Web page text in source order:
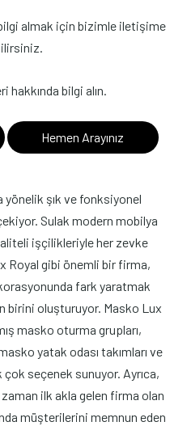
almak için bizimle iletişime
hakkında bilgi alın.
Hemen Arayınız
yönelik şık ve fonksiyonel
Sulak modern mobilya
işçilikleriyle her zevke
Royal gibi önemli bir firma,
fark yaratmak
birini oluşturuyor. Masko Lux
masko oturma grupları,
yatak odası takımları ve
seçenek sunuyor. Ayrıca,
ilk akla gelen firma olan
müşterilerini memnun eden